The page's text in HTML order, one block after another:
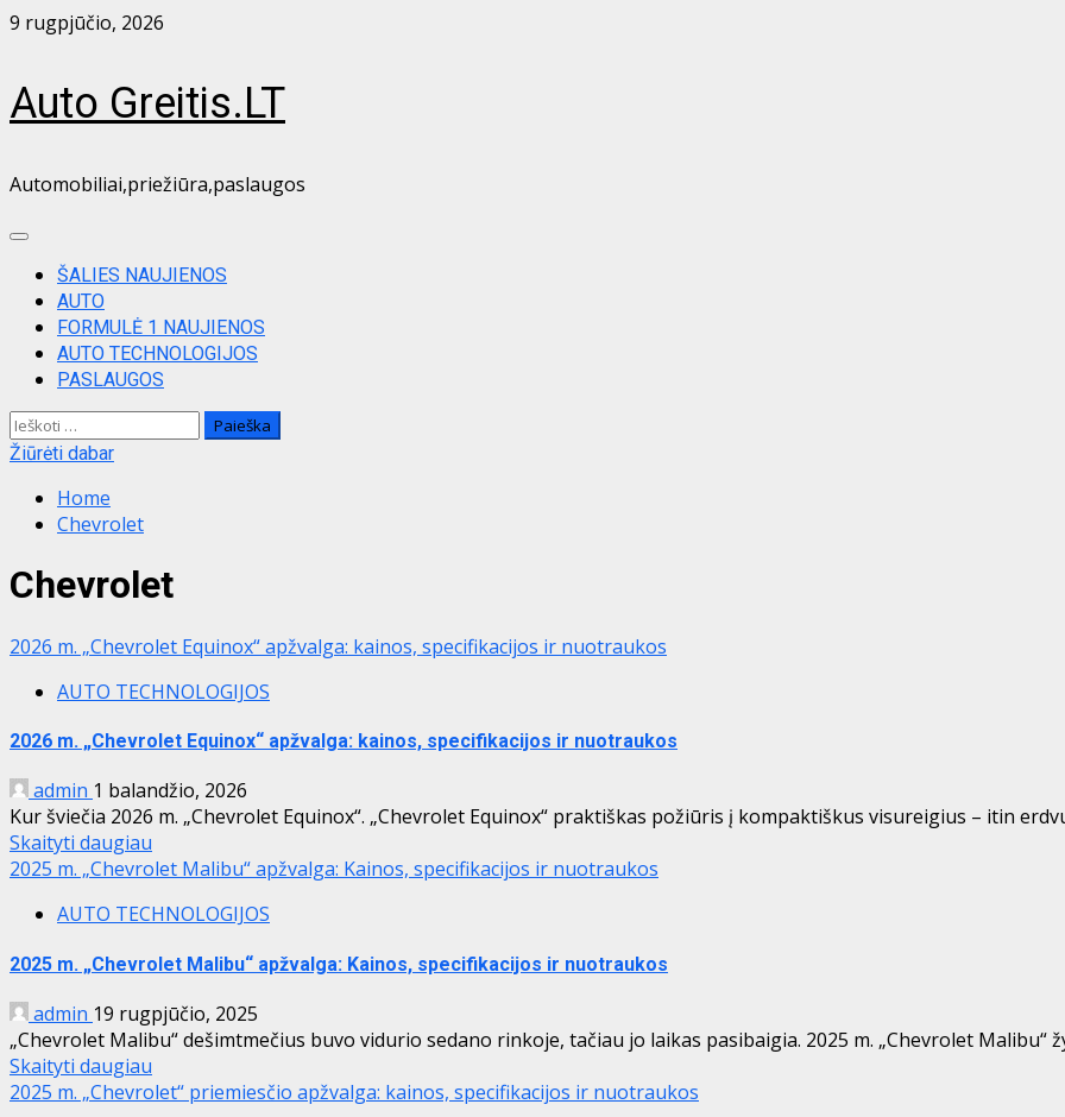
Skip
9 rugpjūčio, 2026
Auto Greitis.LT
Automobiliai,priežiūra,paslaugos
Primary
MenuŠALIES NAUJIENOS
AUTO
FORMULĖ 1 NAUJIENOS
AUTO TECHNOLOGIJOS
PASLAUGOS
Ieškoti:
Žiūrėti dabar
Home
Chevrolet
Chevrolet
2026 m. „Chevrolet Equinox“ apžvalga: kainos, specifikacijos ir nuotraukos
AUTO TECHNOLOGIJOS
2026 m. „Chevrolet Equinox“ apžvalga: kainos, specifikacijos ir nuotraukos
admin 1 balandžio, 2026
Kur šviečia 2026 m. „Chevrolet Equinox“. „Chevrolet Equinox“ praktiškas požiūris į kompaktiškus visureigius – itin
Skaityti daugiau
2025 m. „Chevrolet Malibu“ apžvalga: Kainos, specifikacijos ir nuotraukos
AUTO TECHNOLOGIJOS
2025 m. „Chevrolet Malibu“ apžvalga: Kainos, specifikacijos ir nuotraukos
admin 19 rugpjūčio, 2025
„Chevrolet Malibu“ dešimtmečius buvo vidurio sedano rinkoje, tačiau jo laikas pasibaigia. 2025 m. „Chevrolet Malibu“
Skaityti daugiau
2025 m. „Chevrolet“ priemiesčio apžvalga: kainos, specifikacijos ir nuotraukos